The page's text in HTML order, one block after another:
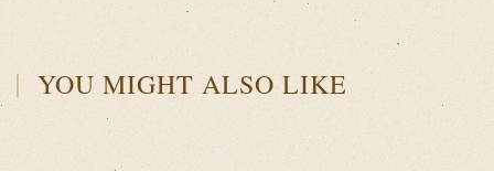
YOU MIGHT ALSO LIKE